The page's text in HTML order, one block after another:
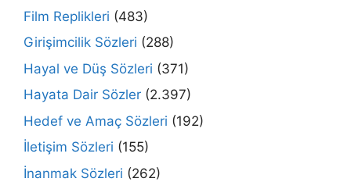
Film Replikleri (483)
Girişimcilik Sözleri (288)
Hayal ve Düş Sözleri (371)
Hayata Dair Sözler (2.397)
Hedef ve Amaç Sözleri (192)
İletişim Sözleri (155)
İnanmak Sözleri (262)